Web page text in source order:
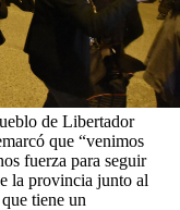
de Libertador
que “venimos
fuerza para seguir
la provincia junto al
tiene un